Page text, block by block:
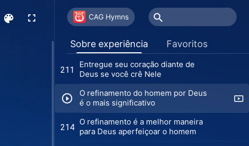
CAG Hymns
Sobre experiência Favoritos
208
Um coração leal para Deus (Versão
2)
209 verdadeiros
211
Entregue seu coração diante de
Deus se você crê Nele
O refinamento do homem por Deus
é o mais significativo
214
O refinamento é a melhor maneira
para Deus aperfeiçoar o homem